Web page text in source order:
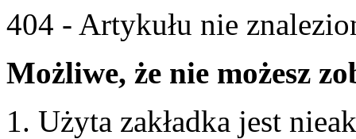
404 - Artykułu nie
Możliwe, że nie możesz
Użyta zakładka jest